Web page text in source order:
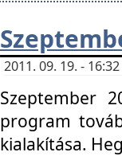
2011. 09. 19. -
Szeptember
program
kialakítása.